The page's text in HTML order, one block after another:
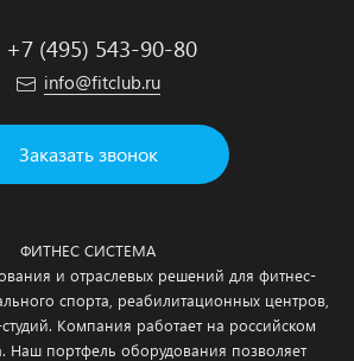
+7 (495) 543-90-80
info@fitclub.ru
Заказать звонок
ФИТНЕС СИСТЕМА
и отраслевых решений для фитнес-
спорта, реабилитационных центров,
Компания работает на российском
Наш портфель оборудования позволяет